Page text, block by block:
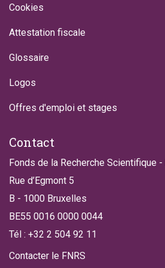
Cookies
Attestation fiscale
Glossaire
Logos
Offres d'emploi et stages
Contact
Fonds de la Recherche Scientifique -
Rue d’Egmont 5
B - 1000 Bruxelles
BE55 0016 0000 0044
Tél : +32 2 504 92 11
Contacter le FNRS